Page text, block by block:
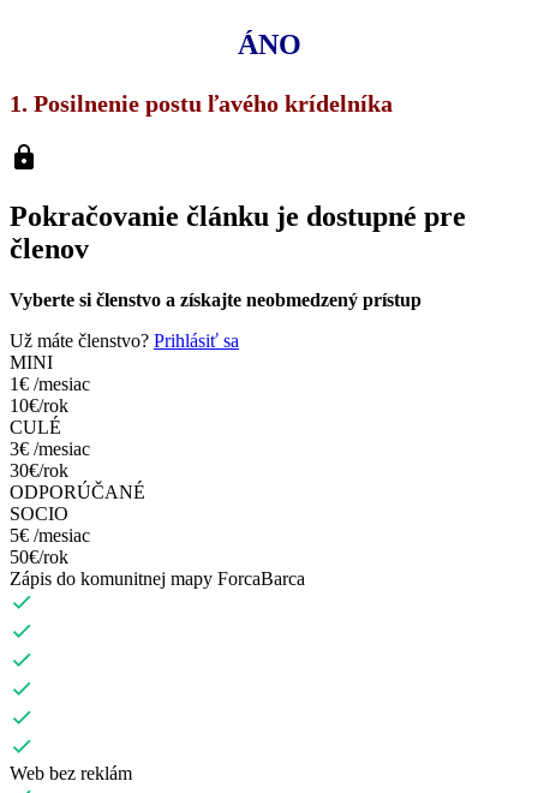
ÁNO
1. Posilnenie postu ľavého krídelníka
Pokračovanie článku je dostupné pre
členov
Vyberte si členstvo a získajte neobmedzený prístup
Už máte členstvo? Prihlásiť sa
MINI
1€ /mesiac
10€/rok
CULÉ
3€ /mesiac
30€/rok
ODPORÚČANÉ
SOCIO
5€ /mesiac
50€/rok
Zápis do komunitnej mapy ForcaBarca
Web bez reklám